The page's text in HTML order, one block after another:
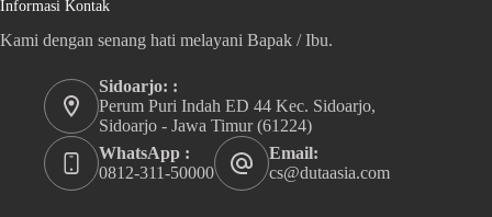
Informasi Kontak
Kami dengan senang hati melayani Bapak / Ibu.
Sidoarjo: :
Perum Puri Indah ED 44 Kec. Sidoarjo,
Sidoarjo - Jawa Timur (61224)
WhatsApp :
0812-311-50000
Email:
cs@dutaasia.com